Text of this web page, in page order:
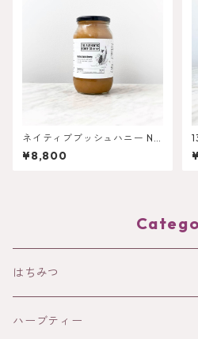
ネイティブブッシュハニー NZ
Native Bush Honey 1kg
¥8,800
はちみつ
HOLISTETIQUE
ハーブティー